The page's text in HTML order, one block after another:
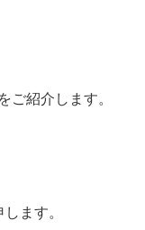
をご紹介します。
ます。